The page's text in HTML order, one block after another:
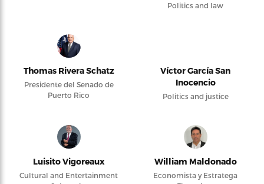
Politics and law
Thomas Rivera Schatz
Presidente del Senado de
Puerto Rico
Víctor García San
Inocencio
Politics and justice
Luisito Vigoreaux
Cultural and Entertainment
William Maldonado
Economista y Estratega